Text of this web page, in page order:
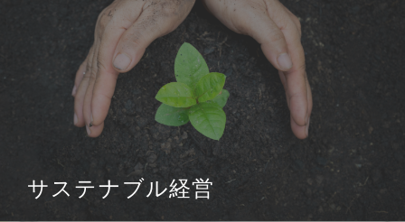
サステナブル経営